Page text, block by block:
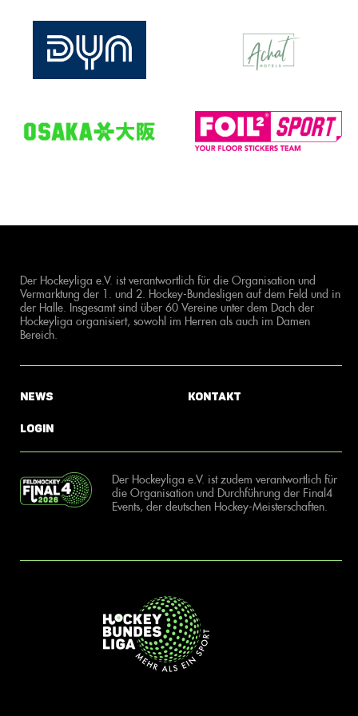
Der Hockeyliga e.V. ist verantwortlich für die Organisation und
Vermarktung der 1. und 2. Hockey-Bundesligen auf dem Feld und in
der Halle. Insgesamt sind über 60 Vereine unter dem Dach der
Hockeyliga organisiert, sowohl im Herren als auch im Damen
Bereich.
News
Login
Kontakt
Der Hockeyliga e.V. ist zudem verantwortlich für
die Organisation und Durchführung der Final4
Events, der deutschen Hockey-Meisterschaften.